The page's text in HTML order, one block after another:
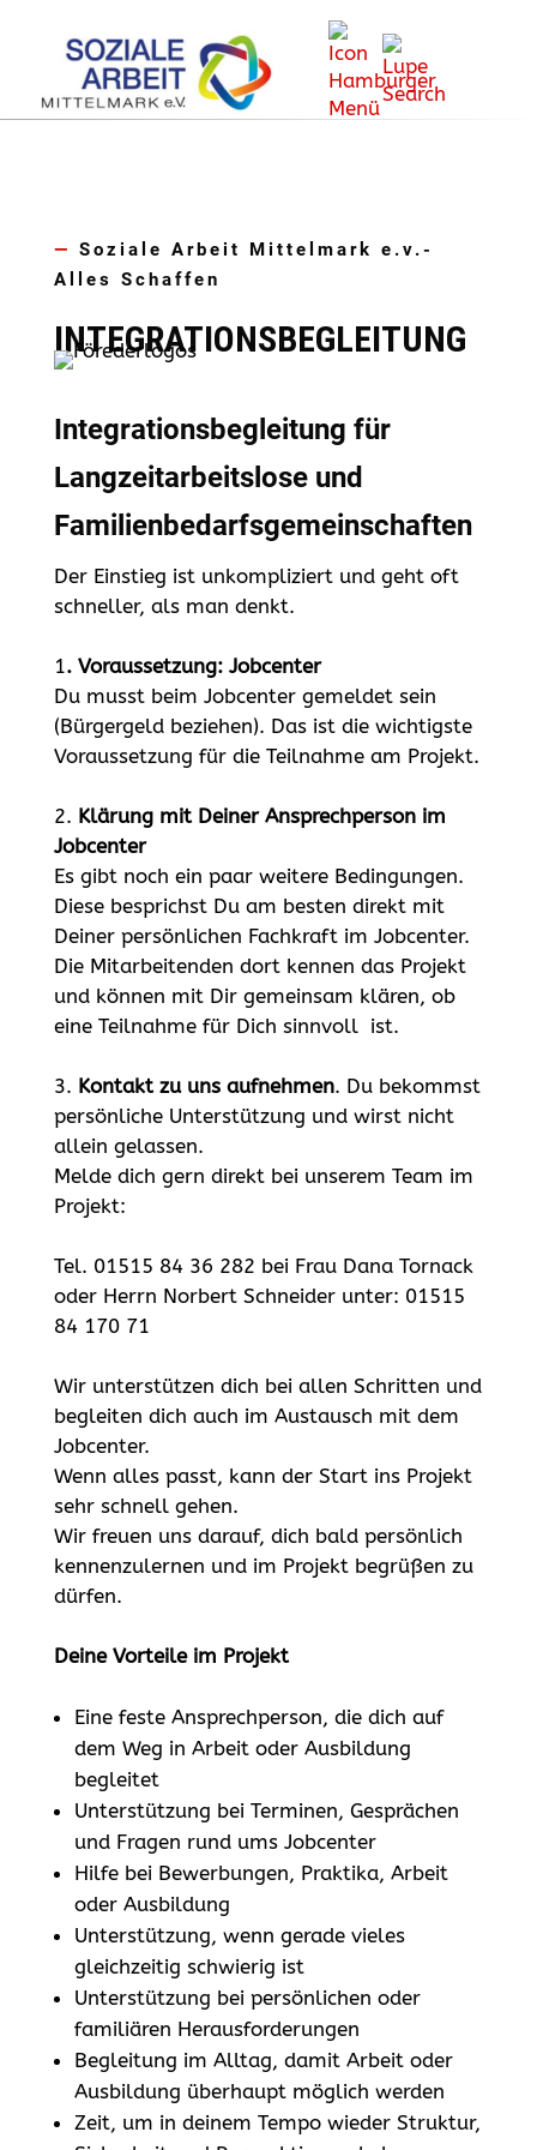
— Soziale Arbeit Mittelmark e.v.-
Alles Schaffen
INTEGRATIONSBEGLEITUNG
Integrationsbegleitung für
Langzeitarbeitslose und
Familienbedarfsgemeinschaften
Der Einstieg ist unkompliziert und geht oft
schneller, als man denkt.
1. Voraussetzung: Jobcenter
Du musst beim Jobcenter gemeldet sein
(Bürgergeld beziehen). Das ist die wichtigste
Voraussetzung für die Teilnahme am Projekt.
2. Klärung mit Deiner Ansprechperson im
Jobcenter
Es gibt noch ein paar weitere Bedingungen.
Diese besprichst Du am besten direkt mit
Deiner persönlichen Fachkraft im Jobcenter.
Die Mitarbeitenden dort kennen das Projekt
und können mit Dir gemeinsam klären, ob
eine Teilnahme für Dich sinnvoll ist.
3. Kontakt zu uns aufnehmen. Du bekommst
persönliche Unterstützung und wirst nicht
allein gelassen.
Melde dich gern direkt bei unserem Team im
Projekt:
Tel. 01515 84 36 282 bei Frau Dana Tornack
oder Herrn Norbert Schneider unter: 01515
84 170 71
Wir unterstützen dich bei allen Schritten und
begleiten dich auch im Austausch mit dem
Jobcenter.
Wenn alles passt, kann der Start ins Projekt
sehr schnell gehen.
Wir freuen uns darauf, dich bald persönlich
kennenzulernen und im Projekt begrüßen zu
dürfen.
Deine Vorteile im Projekt
Eine feste Ansprechperson, die dich auf
dem Weg in Arbeit oder Ausbildung
begleitet
Unterstützung bei Terminen, Gesprächen
und Fragen rund ums Jobcenter
Hilfe bei Bewerbungen, Praktika, Arbeit
oder Ausbildung
Unterstützung, wenn gerade vieles
gleichzeitig schwierig ist
Unterstützung bei persönlichen oder
familiären Herausforderungen
Begleitung im Alltag, damit Arbeit oder
Ausbildung überhaupt möglich werden
Zeit, um in deinem Tempo wieder Struktur,